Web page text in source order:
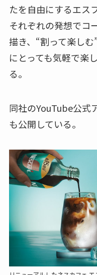
たを自由にするエス
それぞれの発想でコ
描き、“割って楽し
にとっても気軽で楽
る。
同社のYouTube公式
も公開している。